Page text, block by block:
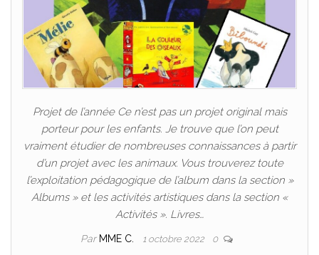
Projet de l’année Ce n’est pas un projet original mais
porteur pour les enfants. Je trouve que l’on peut
vraiment étudier de nombreuses connaissances à partir
d’un projet avec les animaux. Vous trouverez toute
l’exploitation pédagogique de l’album dans la section »
Albums » et les activités artistiques dans la section «
Activités ». Livres…
Par MME C. 1 octobre 2022 0